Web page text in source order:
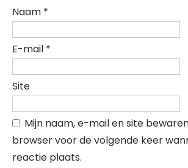
Naam *
E-mail *
Site
Mijn naam, e-mail en site
browser voor de volgende keer
reactie plaats.